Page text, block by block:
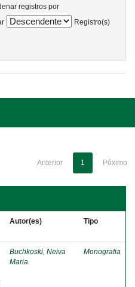
registros por
Registro(s)
Anterior 1 Póximo
Autor(es) Tipo
Buchkoski, Neiva
Maria
Monografia